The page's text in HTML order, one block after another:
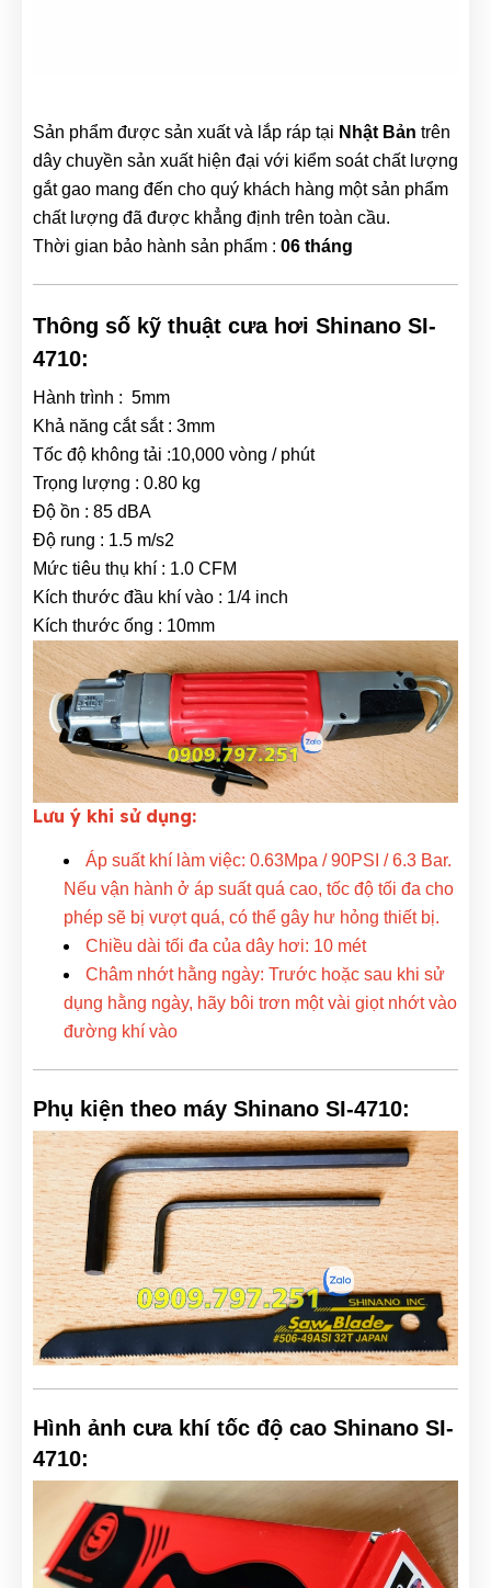
Sản phẩm được sản xuất và lắp ráp tại Nhật Bản trên
dây chuyền sản xuất hiện đại với kiểm soát chất lượng
gắt gao mang đến cho quý khách hàng một sản phẩm
chất lượng đã được khẳng định trên toàn cầu.
Thời gian bảo hành sản phẩm : 06 tháng
Thông số kỹ thuật cưa hơi Shinano SI-
4710:
Hành trình : 5mm
Khả năng cắt sắt : 3mm
Tốc độ không tải :10,000 vòng / phút
Trọng lượng : 0.80 kg
Độ ồn : 85 dBA
Độ rung : 1.5 m/s2
Mức tiêu thụ khí : 1.0 CFM
Kích thước đầu khí vào : 1/4 inch
Kích thước ống : 10mm
Lưu ý khi sử dụng:
Áp suất khí làm việc: 0.63Mpa / 90PSI / 6.3 Bar.
Nếu vận hành ở áp suất quá cao, tốc độ tối đa cho
phép sẽ bị vượt quá, có thể gây hư hỏng thiết bị.
Chiều dài tối đa của dây hơi: 10 mét
Châm nhớt hằng ngày: Trước hoặc sau khi sử
dụng hằng ngày, hãy bôi trơn một vài giọt nhớt vào
đường khí vào
Phụ kiện theo máy Shinano SI-4710:
Hình ảnh cưa khí tốc độ cao Shinano SI-
4710: